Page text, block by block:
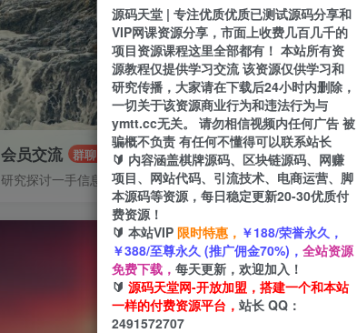
引流 抖音 挂机 直播 快手 小红书
会员交流 群聊
研究探讨一手信息差
推广赚钱
推广返佣
源码天堂 | 专注优质优质已测试源码分享和
VIP网课资源分享，市面上收费几百几千的
项目资源课程这里全部都有！ 本站所有资
源教程仅提供学习交流 该资源仅供学习和
研究传播，大家请在下载后24小时内删除，
一切关于该资源商业行为和违法行为与
ymtt.cc无关。 请勿相信视频内任何广告 被
骗概不负责 有任何不懂得可以联系站长
🔰 内容涵盖棋牌源码、区块链源码、网赚
项目、网站代码、引流技术、电商运营、脚
本源码等资源，每日稳定更新20-30优质付
费资源！
🔰 本站VIP 限时特惠， ￥188/荣誉永久，
￥388/至尊永久 (推广佣金70%)， 全站资源
免费下载， 每天更新，欢迎加入！
🔰 源码天堂网-开放加盟，搭建一个和本站
一样的付费资源平台， 站长 QQ：
2491572707